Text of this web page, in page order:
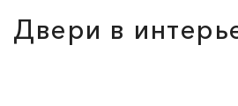
Двери в